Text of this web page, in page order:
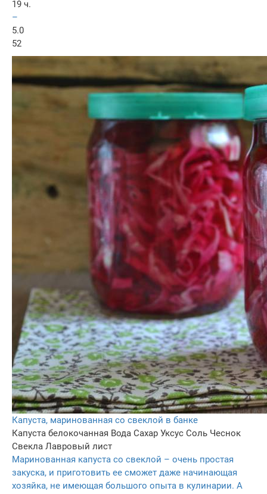
19 ч.
–
5.0
52
Капуста, маринованная со свеклой в банке
Капуста белокочанная Вода Сахар Уксус Соль Чеснок
Свекла Лавровый лист
Маринованная капуста со свеклой – очень простая
закуска, и приготовить ее сможет даже начинающая
хозяйка, не имеющая большого опыта в кулинарии. А